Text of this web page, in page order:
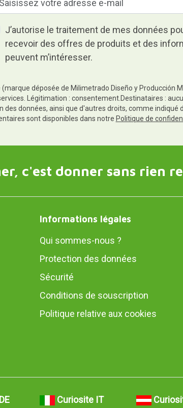
J’autorise le traitement de mes données
recevoir des offres de produits et des
peuvent m’intéresser.
(marque déposée de Milimetrado Diseño y Producción
Légitimation : consentement.Destinataires :
des données, ainsi que d'autres droits, comme
sont disponibles dans notre Politique de
c'est donner sans rien
Informations légales
Qui sommes-nous ?
Protection des données
Sécurité
Conditions de souscription
Politique relative aux cookies
Curiosite IT